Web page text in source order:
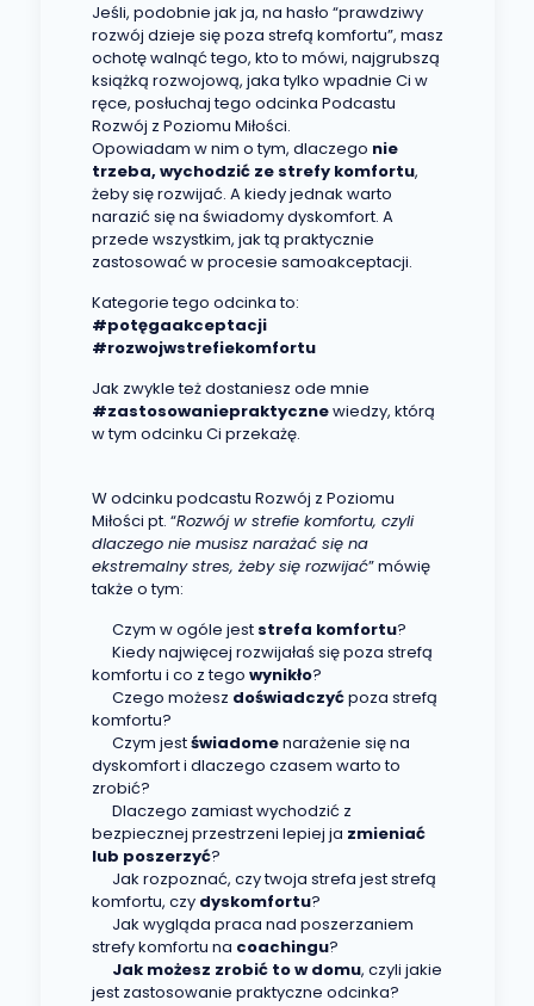
Jeśli, podobnie jak ja, na hasło “prawdziwy
rozwój dzieje się poza strefą komfortu”, masz
ochotę walnąć tego, kto to mówi, najgrubszą
książką rozwojową, jaka tylko wpadnie Ci w
ręce, posłuchaj tego odcinka Podcastu
Rozwój z Poziomu Miłości.
Opowiadam w nim o tym, dlaczego nie
trzeba, wychodzić ze strefy komfortu,
żeby się rozwijać. A kiedy jednak warto
narazić się na świadomy dyskomfort. A
przede wszystkim, jak tą praktycznie
zastosować w procesie samoakceptacji.
Kategorie tego odcinka to:
#potęgaakceptacji
#rozwojwstrefiekomfortu
Jak zwykle też dostaniesz ode mnie
#zastosowaniepraktycznewiedzy, którą
w tym odcinku Ci przekażę.
W odcinku podcastu Rozwój z Poziomu
Miłości pt. “Rozwój w strefie komfortu, czyli
dlaczego nie musisz narażać się na
ekstremalny stres, żeby się rozwijać” mówię
także o tym:
Czym w ogóle jest strefa komfortu?
Kiedy najwięcej rozwijałaś się poza strefą
komfortu i co z tego wynikło?
Czego możesz doświadczyćpoza strefą
komfortu?
Czym jestświadomenarażenie się na
dyskomfort i dlaczego czasem warto to
zrobić?
Dlaczego zamiast wychodzić z
bezpiecznej przestrzeni lepiej ja zmieniać
lub poszerzyć?
Jak rozpoznać, czy twoja strefa jest strefą
komfortu, czy dyskomfortu?
Jak wygląda praca nad poszerzaniem
strefy komfortu na coachingu?
Jak możesz zrobić to w domu, czyli jakie
jest zastosowanie praktyczne odcinka?